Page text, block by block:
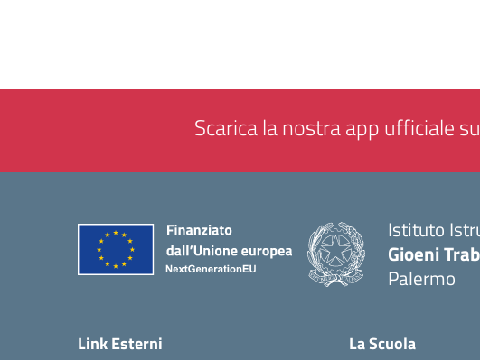
Scarica la nostra app ufficiale
Istituto
Gioeni
Palermo
Link Esterni La Scuola